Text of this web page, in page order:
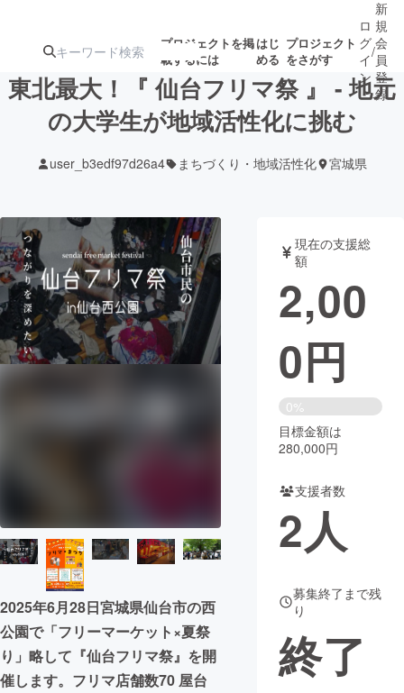
プロジェクトを掲
載するには
はじ
める
プロジェクト
をさがす
ジェクト
ターン
ジェクト
募集終了が近いプ
ロジェクト
もうすぐ公開
されます
アート・写真 音楽
テクノロジー・ガジェット ゲーム・サ
映像・映画 書籍・雑誌
ビジネス・起業 チャレンジ
CAMPFIRE Creation
CAMPFIREふるさと納税machi-ya コミュニティ
ロ
グ
イ
ン
/
新
規
会
員
登
録
東北最大！『 仙台フリマ祭 』 - 地元
の大学生が地域活性化に挑む
user_b3edf97d26a4 まちづくり・地域活性化 宮城県
2025年6月28日宮城県仙台市の西
公園で「フリーマーケット×夏祭
り」略して『仙台フリマ祭』を開
催します。フリマ店舗数70 屋台
現在の支援総
額
2,00
0円
0%
目標金額は
280,000円
支援者数
2人
募集終了まで残
り
終了